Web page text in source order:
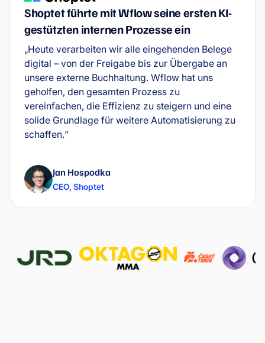
Shoptet führte mit Wflow seine ersten KI-
gestützten internen Prozesse ein
„Heute verarbeiten wir alle eingehenden Belege
digital – von der Freigabe bis zur Übergabe an
unsere externe Buchhaltung. Wflow hat uns
geholfen, den gesamten Prozess zu
vereinfachen, die Effizienz zu steigern und eine
solide Grundlage für weitere Automatisierung zu
schaffen.“
Jan Hospodka
CEO, Shoptet